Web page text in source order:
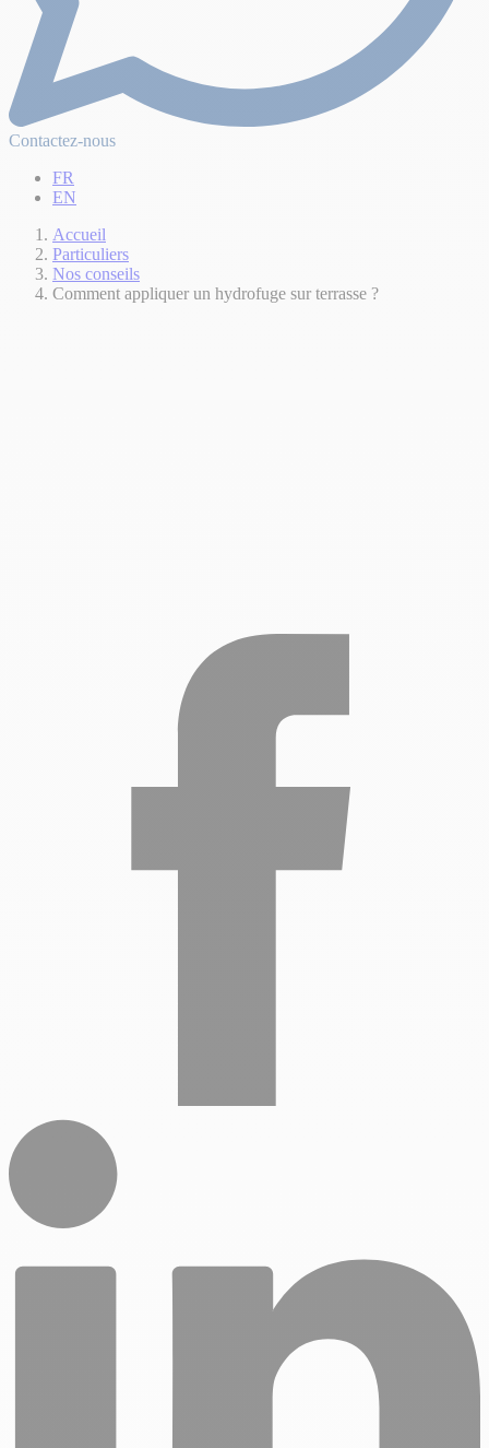
Contactez-nous
FR
EN
Accueil
Particuliers
Nos conseils
Comment appliquer un hydrofuge sur terrasse ?